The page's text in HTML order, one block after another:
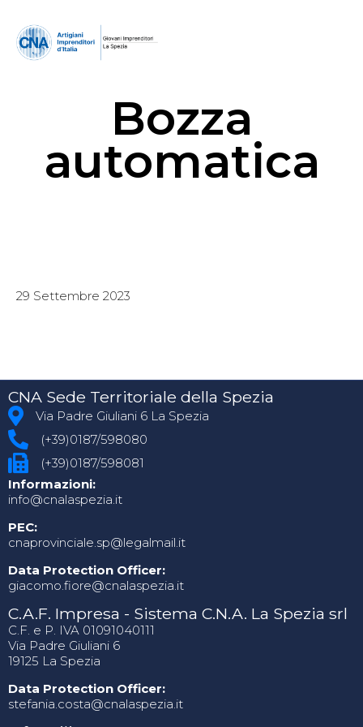
Bozza
automatica
29 Settembre 2023
CNA Sede Territoriale della Spezia
Via Padre Giuliani 6 La Spezia
(+39)0187/598080
(+39)0187/598081
Informazioni:
info@cnalaspezia.it
PEC:
cnaprovinciale.sp@legalmail.it
Data Protection Officer:
giacomo.fiore@cnalaspezia.it
C.A.F. Impresa - Sistema C.N.A. La Spezia srl
C.F. e P. IVA 01091040111
Via Padre Giuliani 6
19125 La Spezia
Data Protection Officer:
stefania.costa@cnalaspezia.it